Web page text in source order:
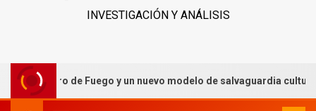
INVESTIGACIÓN Y ANÁLISIS
de Fuego y un nuevo modelo de salvaguardia cultural